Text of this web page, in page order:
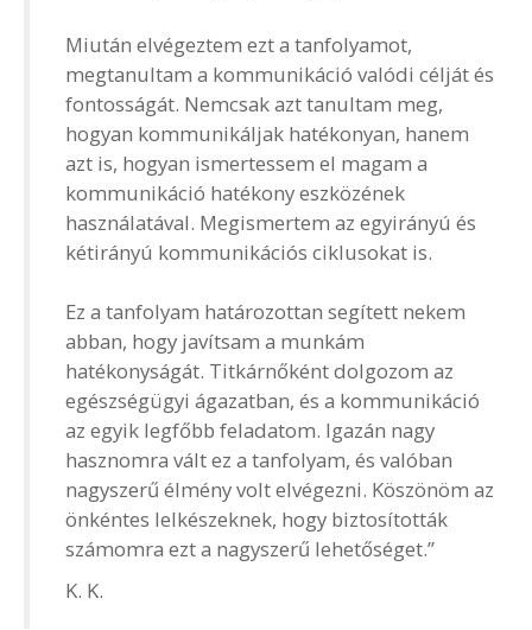
Miután elvégeztem ezt a tanfolyamot,
megtanultam a kommunikáció valódi célját és
fontosságát. Nemcsak azt tanultam meg,
hogyan kommunikáljak hatékonyan, hanem
azt is, hogyan ismertessem el magam a
kommunikáció hatékony eszközének
használatával. Megismertem az egyirányú és
kétirányú kommunikációs ciklusokat is.
Ez a tanfolyam határozottan segített nekem
abban, hogy javítsam a munkám
hatékonyságát. Titkárnőként dolgozom az
egészségügyi ágazatban, és a kommunikáció
az egyik legfőbb feladatom. Igazán nagy
hasznomra vált ez a tanfolyam, és valóban
nagyszerű élmény volt elvégezni. Köszönöm az
önkéntes lelkészeknek, hogy biztosították
számomra ezt a nagyszerű lehetőséget.”
K. K.